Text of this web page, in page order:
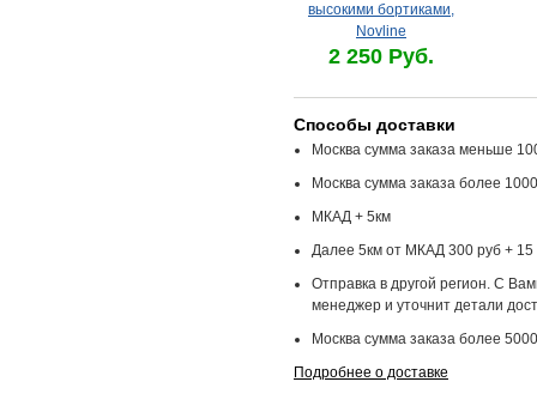
высокими бортиками,
Novline
2 250 Руб.
Способы доставки
Москва сумма заказа меньше
Москва сумма заказа более
МКАД + 5км
Далее 5км от МКАД 300 руб + 15
Отправка в другой регион. С
менеджер и уточнит детали
Москва сумма заказа более
Подробнее о доставке